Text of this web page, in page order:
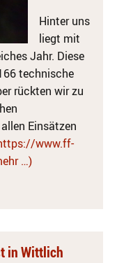
Hinter uns
liegt mit
Jahr. Diese
technische
rückten wir zu
Einsätzen
www.ff-
…)
in Wittlich